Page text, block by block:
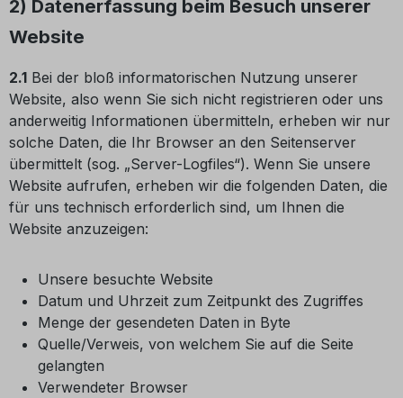
2) Datenerfassung beim Besuch unserer
Website
2.1 Bei der bloß informatorischen Nutzung unserer
Website, also wenn Sie sich nicht registrieren oder uns
anderweitig Informationen übermitteln, erheben wir nur
solche Daten, die Ihr Browser an den Seitenserver
übermittelt (sog. „Server-Logfiles“). Wenn Sie unsere
Website aufrufen, erheben wir die folgenden Daten, die
für uns technisch erforderlich sind, um Ihnen die
Website anzuzeigen:
Unsere besuchte Website
Datum und Uhrzeit zum Zeitpunkt des Zugriffes
Menge der gesendeten Daten in Byte
Quelle/Verweis, von welchem Sie auf die Seite
gelangten
Verwendeter Browser